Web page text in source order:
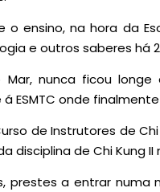
o ensino, na hora da
e outros saberes há
Mar, nunca ficou
ESMTC onde
de Instrutores de
disciplina de Chi Kung II
prestes a entrar numa